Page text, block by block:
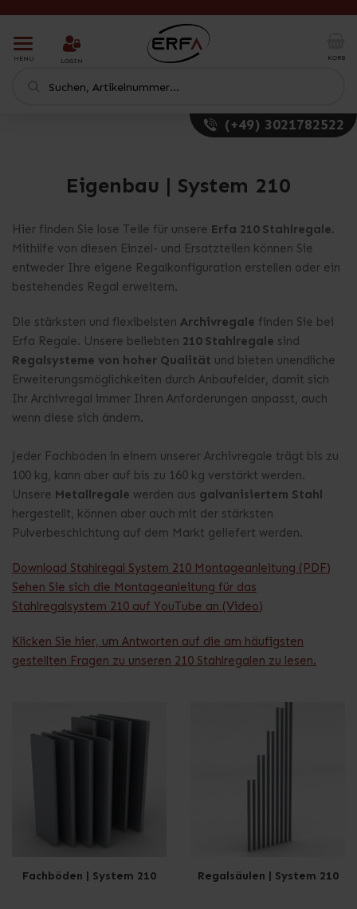
T
o
g
t
i
o
n
MENU LOGIN
(+49) 3021782522
KORB
Eigenbau | System 210
Hier finden Sie lose Teile für unsere Erfa 210 Stahlregale.
Mithilfe von diesen Einzel- und Ersatzteilen können Sie
entweder Ihre eigene Regalkonfiguration erstellen oder ein
bestehendes Regal erweitern.
Die stärksten und flexibelsten Archivregale finden Sie bei
Erfa Regale. Unsere beliebten 210 Stahlregale sind
Regalsysteme von hoher Qualität und bieten unendliche
Erweiterungsmöglichkeiten durch Anbaufelder, damit sich
Ihr Archivregal immer Ihren Anforderungen anpasst, auch
wenn diese sich ändern.
Jeder Fachboden in einem unserer Archivregale trägt bis zu
100 kg, kann aber auf bis zu 160 kg verstärkt werden.
Unsere Metallregale werden aus galvanisiertem Stahl
hergestellt, können aber auch mit der stärksten
Pulverbeschichtung auf dem Markt geliefert werden.
Download Stahlregal System 210 Montageanleitung (PDF)
Sehen Sie sich die Montageanleitung für das
Stahlregalsystem 210 auf YouTube an (Video)
Klicken Sie hier, um Antworten auf die am häufigsten
gestellten Fragen zu unseren 210 Stahlregalen zu lesen.
Fachböden | System 210 Regalsäulen | System 210